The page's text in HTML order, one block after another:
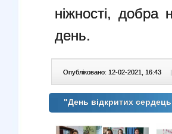
ніжності, добра
день.
Опубліковано: 12-02-2021, 16:43 |
"День відкритих